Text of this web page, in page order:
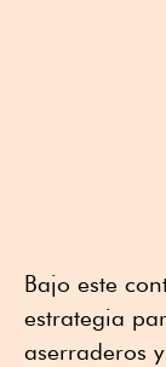
Bajo este
estrategia
aserraderos